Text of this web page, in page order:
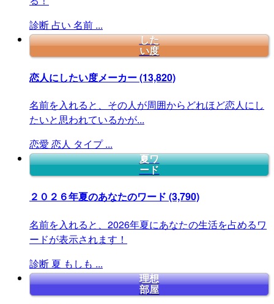
診断 占い 名前 ...
した
い度
恋人にしたい度メーカー(13,820)
名前を入れると、その人が周囲からどれほど恋人にし
たいと思われているかが...
恋愛 恋人 タイプ ...
夏ワ
ード
２０２６年夏のあなたのワード (3,790)
名前を入れると、2026年夏にあなたの生活を占めるワ
ードが表示されます！
診断 夏 もしも ...
理想
部屋